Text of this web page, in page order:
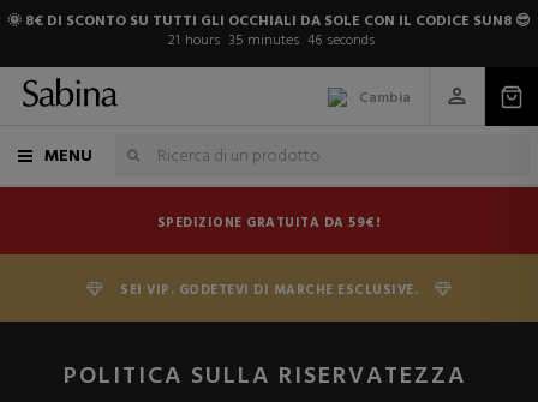
🌞 8€ DI SCONTO SU TUTTI GLI OCCHIALI DA SOLE CON IL CODICE SUN8 😎
21 hours 35 minutes 45 seconds
Cambia
MENU
SPEDIZIONE GRATUITA DA 59€!
SEI VIP. GODETEVI DI MARCHE ESCLUSIVE.
POLITICA SULLA RISERVATEZZA